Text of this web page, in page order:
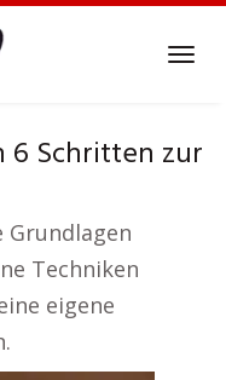
6 Schritten zur
Grundlagen
Techniken
eigene